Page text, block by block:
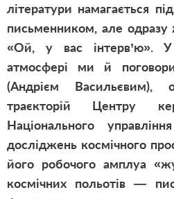
літератури намагається
письменником, але одразу
«Ой, у вас інтерв’ю». У
атмосфері ми й
(Андрієм Васильєвим),
траєкторій Центру
Національного
досліджень космічного
його робочого амплуа
космічних польотів —